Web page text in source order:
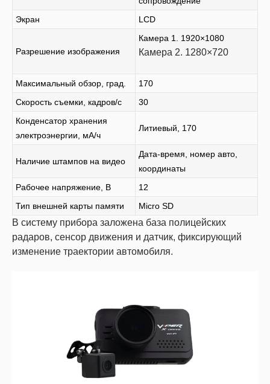
Экран
LCD
Разрешение изображения
Камера 1. 1920×1080
Камера 2. 1280×720
Максимальный обзор, град.
170
Скорость съемки, кадров/с
30
Конденсатор хранения
электроэнергии, мА/ч
Литиевый, 170
Наличие штампов на видео
Дата-время, номер авто,
координаты
Рабочее напряжение, В
12
Тип внешней карты памяти
Micro SD
В систему прибора заложена база полицейских
радаров, сенсор движения и датчик, фиксирующий
изменение траектории автомобиля.